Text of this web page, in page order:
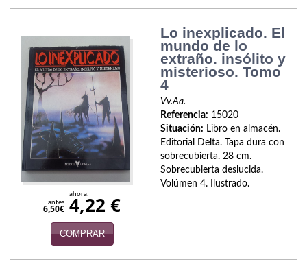
Cómic
Cuentos y relatos
Deportes
Derecho
Discos deVinilo. LP
Divulgación científica
Economía
Enciclopedias
Lo inexplicado. El
mundo de lo
extraño. insólito y
misterioso. Tomo
4
Vv.Aa.
Referencia: 15020
Situación: Libro en almacén.
Editorial Delta. Tapa dura con
sobrecubierta. 28 cm.
Sobrecubierta deslucida.
Volúmen 4. Ilustrado.
antes
6,50€
ahora:
4,22 €
COMPRAR